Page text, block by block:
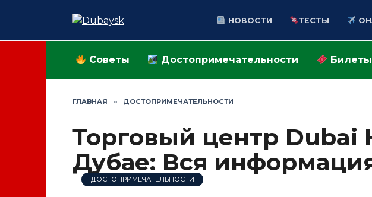
НОВОСТИ ТЕСТЫ
Советы Достопримечательности Билеты
ГЛАВНАЯ » ДОСТОПРИМЕЧАТЕЛЬНОСТИ
Торговый центр Dubai
Дубае: Вся
ДОСТОПРИМЕЧАТЕЛЬНОСТИ